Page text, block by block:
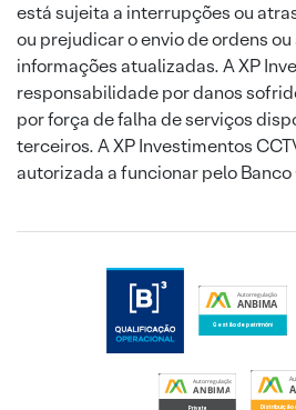
está sujeita a interrupções ou
ou prejudicar o envio de ordens
informações atualizadas. A XP
responsabilidade por danos
por força de falha de serviços
terceiros. A XP Investimentos
autorizada a funcionar pelo